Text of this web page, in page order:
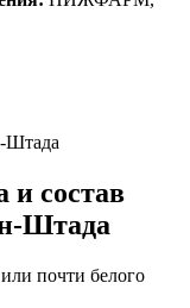
Штада
и состав
Штада
почти белого